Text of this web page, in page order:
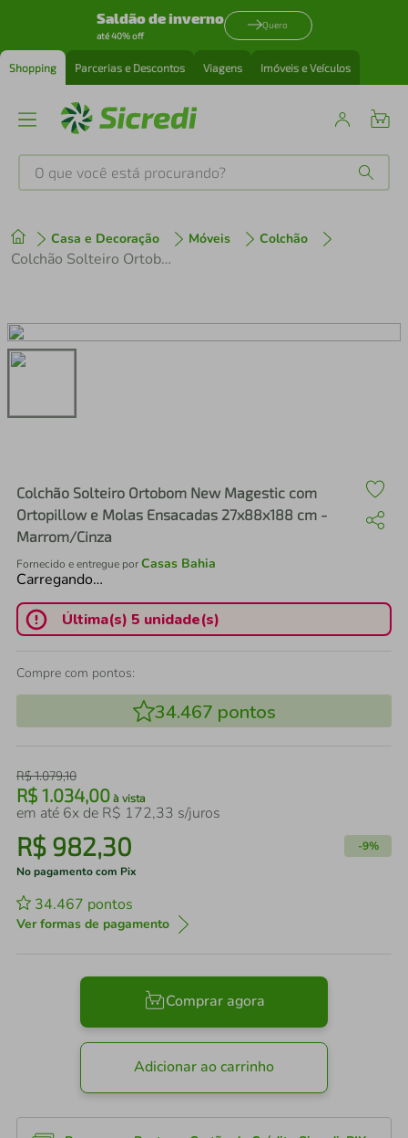
Saldão de inverno
até 40% off
Quero
Shopping Parcerias e Descontos Viagens Imóveis e Veículos
O que você está procurando?
Casa e Decoração Móveis Colchão
Colchão Solteiro Ortobom New Magestic com Ortopillow e Molas Ensacadas 27x88x188 cm - Marrom/Cinza
Colchão Solteiro Ortobom New Magestic com
Ortopillow e Molas Ensacadas 27x88x188 cm -
Marrom/Cinza
Fornecido e entregue porCasas Bahia
Carregando…
Última(s) 5 unidade(s)
Compre com pontos:
34.467 pontos
R$1.079,10
R$ 1.034,00 à vista
em até 6x de R$ 172,33 s/juros
R$ 982,30 -9%
No pagamento com Pix
34.467 pontos
Ver formas de pagamento
Comprar agora
Adicionar ao carrinho
1º tenis